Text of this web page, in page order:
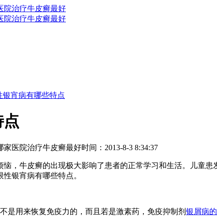
银宵病有哪些特点
家医院治疗牛皮癣最好时间：2013-8-3 8:34:37
，牛皮癣的出现极大影响了患者的正常学习和生活。儿童
银宵病有哪些特点。
用来恢复免疫力的，而且若是激素药，免疫抑制剂 银屑病